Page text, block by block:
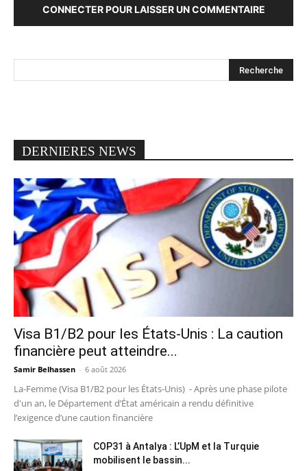
CONNECTER POUR LAISSER UN COMMENTAIRE
DERNIERES NEWS
Visa B1/B2 pour les États-Unis : La caution
financière peut atteindre...
Samir Belhassen - 6 août 2026
La-Femme (Visa B1/B2 pour les États-Unis) - Après une phase pilote
d'un an, le Département d’État américain a rendu définitive
l’exigence d’une caution financière
COP31 à Antalya : L’UpM et la Turquie
mobilisent le bassin...